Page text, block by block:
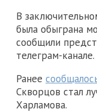
В
была обыграна
сообщили
телеграм-канале.
Ранее
Скворцов стал
Харламова.